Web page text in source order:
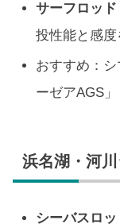
サーフロッド
投性能と感度
おすすめ：
ーゼアAGS」
浜名湖・河
シーバスロッ